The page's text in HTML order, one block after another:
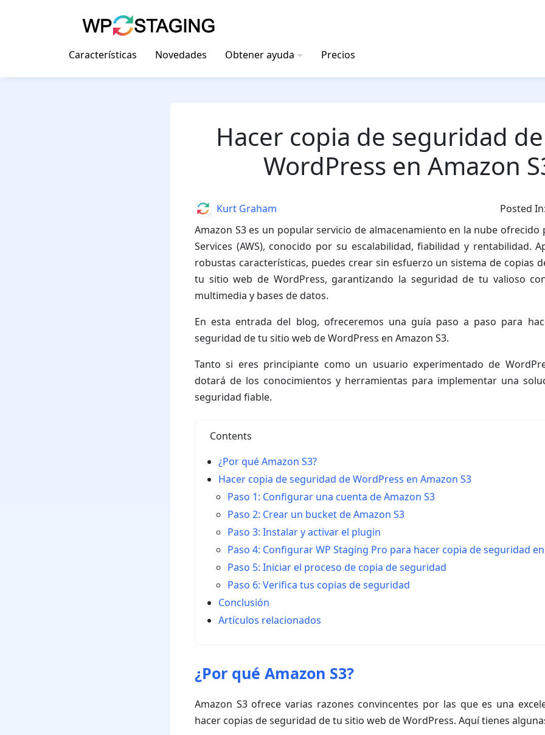
Características
Novedades Obtener ayuda Precios
Hacer copia de seguridad
WordPress en Amazon
Amazon S3 es un popular servicio de almacenamiento en la nube ofrecido
Services (AWS), conocido por su escalabilidad, fiabilidad y rentabilidad.
robustas características, puedes crear sin esfuerzo un sistema de copias
tu sitio web de WordPress, garantizando la seguridad de tu valioso
multimedia y bases de datos.
En esta entrada del blog, ofreceremos una guía paso a paso para
seguridad de tu sitio web de WordPress en Amazon S3.
Tanto si eres principiante como un usuario experimentado de
dotará de los conocimientos y herramientas para implementar una
seguridad fiable.
Contents
¿Por qué Amazon S3?
Hacer copia de seguridad de WordPress en Amazon S3
Paso 1: Configurar una cuenta de Amazon S3
Paso 2: Crear un bucket de Amazon S3
Paso 3: Instalar y activar el plugin
Paso 4: Configurar WP Staging Pro para hacer copia de seguridad
Paso 5: Iniciar el proceso de copia de seguridad
Paso 6: Verifica tus copias de seguridad
Conclusión
Artículos relacionados
¿Por qué Amazon S3?
Amazon S3 ofrece varias razones convincentes por las que es una
hacer copias de seguridad de tu sitio web de WordPress. Aquí tienes
AuthorKurt Graham Posted